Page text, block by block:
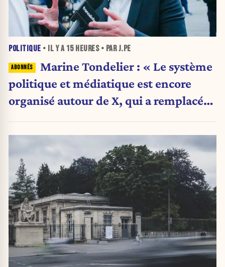
POLITIQUE • IL Y A 15 HEURES• PAR J.PE
Marine Tondelier : « Le système
politique et médiatique est encore
organisé autour de X, qui a remplacé